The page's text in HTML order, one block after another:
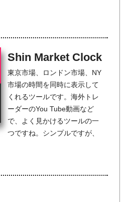
Shin Market Clock
東京市場、ロンドン市場、NY
市場の時間を同時に表示して
くれるツールです。海外トレ
ーダーのYou Tube動画など
で、よく見かけるツールの一
つですね。シンプルですが、